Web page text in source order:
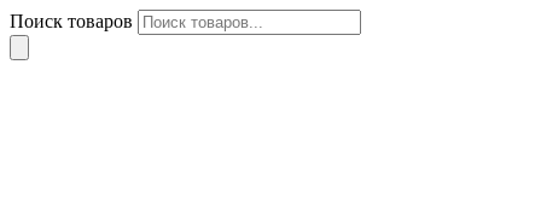
Поиск товаров